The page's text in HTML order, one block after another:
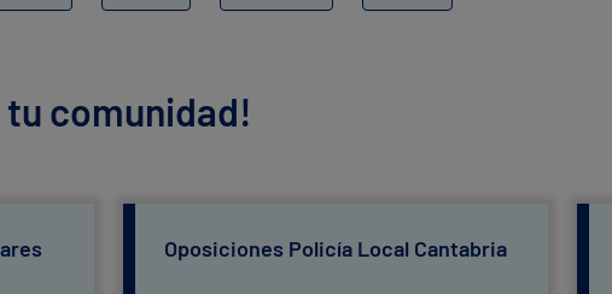
tu comunidad!
Oposiciones Policía Local Cantabria